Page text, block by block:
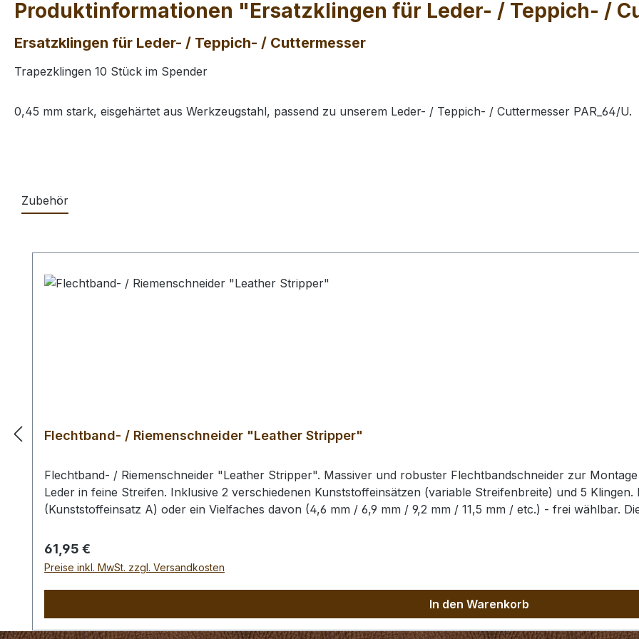
Produktinformationen "Ersatzklingen für Leder- / Teppich- /
Ersatzklingen für Leder- / Teppich- / Cuttermesser
Trapezklingen 10 Stück im Spender
0,45 mm stark, eisgehärtet aus Werkzeugstahl, passend zu unserem Leder- / Teppich- / Cuttermesser PAR_64/U.
Zubehör
Flechtband- / Riemenschneider "Leather Stripper"
Flechtband- / Riemenschneider "Leather Stripper". Massiver und robuster Flechtbandschneider zur
Leder in feine Streifen. Inklusive 2 verschiedenen Kunststoffeinsätzen (variable Streifenbreite) und 5
(Kunststoffeinsatz A) oder ein Vielfaches davon (4,6 mm / 6,9 mm / 9,2 mm / 11,5 mm / etc.) - frei wählbar.
mm (Kunststoffeinsatz B) oder ein Vielfaches davon (8,0 mm / 12,0 mm / 16,0 mm / 20,0 mm / etc.) - frei
beträgt 72 mm. In diesen Einsatz können max. 16 Klingen eingesetzt werden. (d.h. 16 Flechtriemen können
Regulärer Preis:
61,95 €
Preise inkl. MwSt. zzgl. Versandkosten
In den Warenkorb